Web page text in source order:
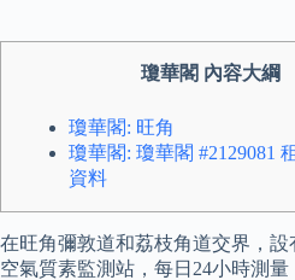
瓊華閣 內容大綱
瓊華閣: 旺角
瓊華閣: 瓊華閣 #2129081
資料
在旺角彌敦道和荔枝角道交界，
空氣質素監測站，每日24小時測